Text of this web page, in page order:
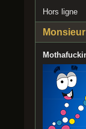
Hors ligne